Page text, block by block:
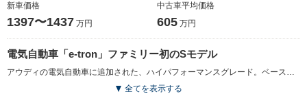
新車価格
1397〜1437 万円
中古車平均価格
605 万円
電気自動車「e-tron」ファミリー初のSモデル
アウディの電気自動車に追加された、ハイパフォーマンスグレード。ベースモデルが前後に各1基のモーターを備えるのに対し、Sモデルではフロントに150kWのモーターを1基、リアに132kWのモータ―を2基という計3基の駆動用モーターを搭載。システム最高出力は370kW、最大トルク970N・mを発揮し、ブーストモードでの0-100km/h加速4.5秒を実現しながら、1充電あたりの走行距離は415km（WLTCモード）を実現している。電動トルクベクタリング機構を搭載する「クワトロ」システムが搭載され、俊敏で自然なハンドルング特性を実現しながら、旋回性能の向上も図られた。専用デザインの前後バンパーをはじめ、内外装に独自の意匠が与えられる。（2022.4）
全てを表示する